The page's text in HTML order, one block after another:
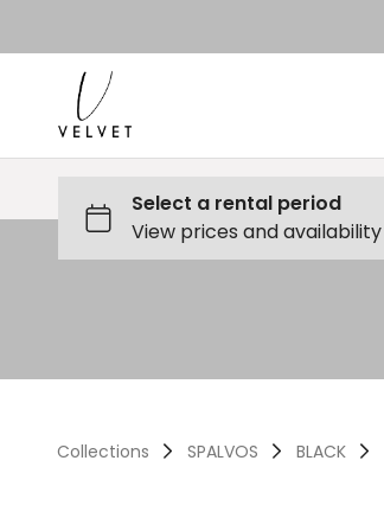
Collections SPALVOS BLACK